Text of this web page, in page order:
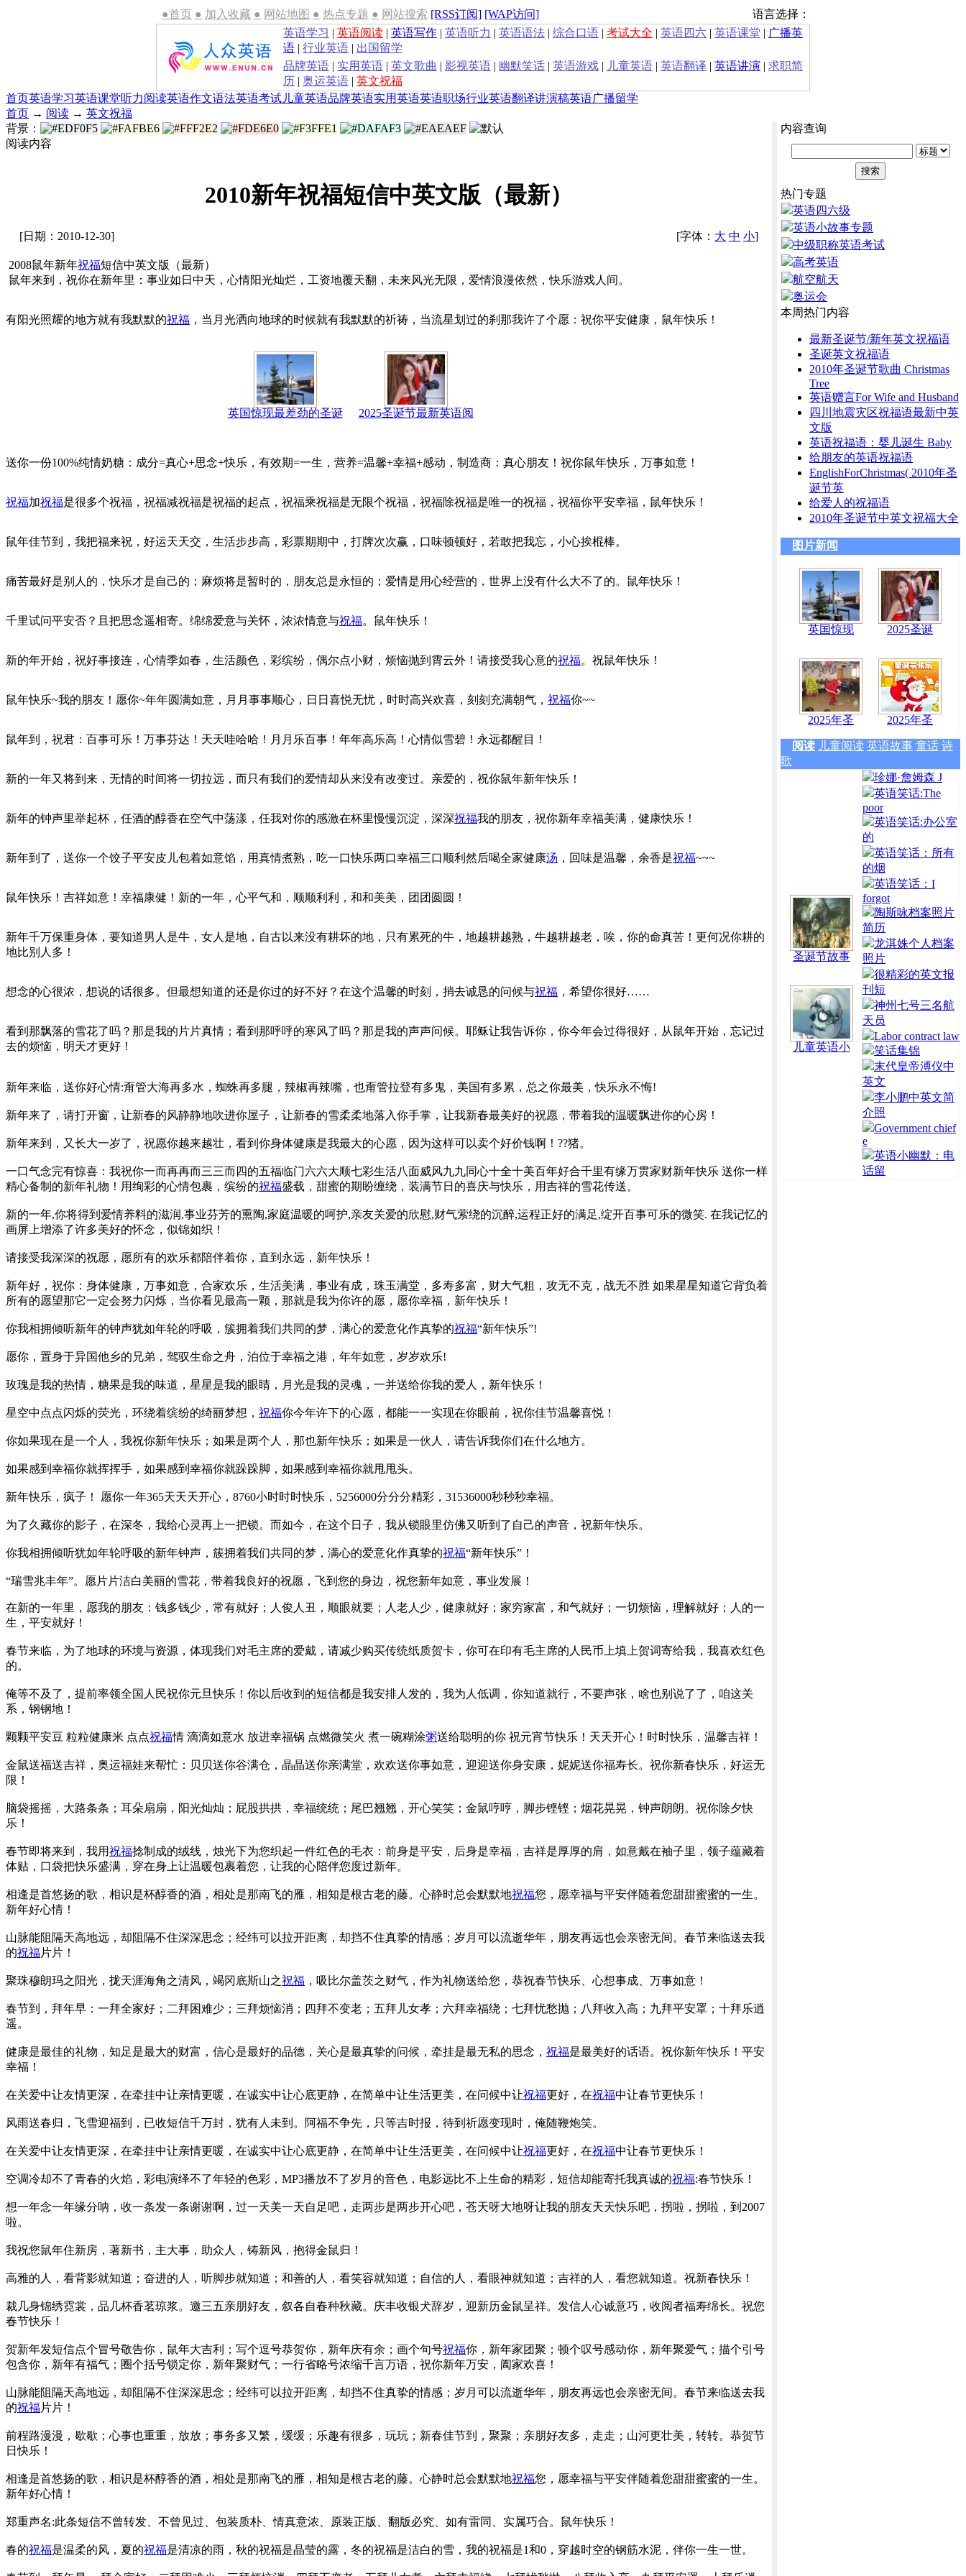
●首页 ● 加入收藏 ● 网站地图 ● 热点专题 ● 网站搜索 [RSS订阅] [WAP访问]
语言选择：
英语学习 | 英语阅读 | 英语写作 | 英语听力 | 英语语法 | 综合口语 | 考试大全 | 英语四六 | 英语课堂 | 广播英
语 | 行业英语 | 出国留学
品牌英语 | 实用英语 | 英文歌曲 | 影视英语 | 幽默笑话 | 英语游戏 | 儿童英语 | 英语翻译 | 英语讲演 | 求职简
历 | 奥运英语 | 英文祝福
首页英语学习英语课堂听力阅读英语作文语法英语考试 儿童英语品牌英语实用英语英语职场行业英语翻译讲演稿英语广播留学
首页 → 阅读 → 英文祝福
背景：
阅读内容
2010新年祝福短信中英文版（最新）
[日期：2010-12-30] [字体： 大 中 小]
2008鼠年新年祝福短信中英文版（最新）
鼠年来到，祝你在新年里：事业如日中天，心情阳光灿烂，工资地覆天翻，未来风光无限，爱情浪漫依然，快乐游戏人间。
有阳光照耀的地方就有我默默的祝福 ，当月光洒向地球的时候就有我默默的祈祷，当流星划过的刹那我许了个愿：祝你平安健康，鼠年快乐！
英国惊现最差劲的圣诞 2025圣诞节最新英语阅
送你一份100%纯情奶糖：成分=真心+思念+快乐，有效期=一生，营养=温馨+幸福+感动，制造商：真心朋友！祝你鼠年快乐，万事如意！
祝福加祝福是很多个祝福，祝福减祝福是祝福的起点，祝福乘祝福是无限个祝福，祝福除祝福是唯一的祝福，祝福你平安幸福，鼠年快乐！
鼠年佳节到，我把福来祝，好运天天交，生活步步高，彩票期期中，打牌次次赢，口味顿顿好，若敢把我忘，小心挨棍棒。
痛苦最好是别人的，快乐才是自己的；麻烦将是暂时的，朋友总是永恒的；爱情是用心经营的，世界上没有什么大不了的。鼠年快乐！
千里试问平安否？且把思念遥相寄。绵绵爱意与关怀，浓浓情意与祝福。鼠年快乐！
新的年开始，祝好事接连，心情季如春，生活颜色，彩缤纷，偶尔点小财，烦恼抛到霄云外！请接受我心意的祝福。祝鼠年快乐！
鼠年快乐~我的朋友！愿你~年年圆满如意，月月事事顺心，日日喜悦无忧，时时高兴欢喜，刻刻充满朝气， 祝福你~~
鼠年到，祝君：百事可乐！万事芬达！天天哇哈哈！月月乐百事！年年高乐高！心情似雪碧！永远都醒目！
新的一年又将到来，无情的时间将一切拉远，而只有我们的爱情却从来没有改变过。亲爱的，祝你鼠年新年快乐！
新年的钟声里举起杯，任酒的醇香在空气中荡漾，任我对你的感激在杯里慢慢沉淀，深深祝福我的朋友，祝你新年幸福美满，健康快乐！
新年到了，送你一个饺子平安皮儿包着如意馅，用真情煮熟，吃一口快乐两口幸福三口顺利然后喝全家健康汤 ，回味是温馨，余香是祝福~~~
鼠年快乐！吉祥如意！幸福康健！新的一年，心平气和，顺顺利利，和和美美，团团圆圆！
新年千万保重身体，要知道男人是牛，女人是地，自古以来没有耕坏的地，只有累死的牛，地越耕越熟，牛越耕越老，唉，你的命真苦！更何况你耕的
地比别人多！
想念的心很浓，想说的话很多。但最想知道的还是你过的好不好？在这个温馨的时刻，捎去诚恳的问候与祝福 ，希望你很好……
看到那飘落的雪花了吗？那是我的片片真情；看到那呼呼的寒风了吗？那是我的声声问候。耶稣让我告诉你，你今年会过得很好，从鼠年开始，忘记过
去的烦恼，明天才更好！
新年来临，送你好心情:甭管大海再多水，蜘蛛再多腿，辣椒再辣嘴，也甭管拉登有多鬼，美国有多累，总之你最美，快乐永不悔!
新年来了，请打开窗，让新春的风静静地吹进你屋子，让新春的雪柔柔地落入你手掌，让我新春最美好的祝愿，带着我的温暖飘进你的心房！
新年来到，又长大一岁了，祝愿你越来越壮，看到你身体健康是我最大的心愿，因为这样可以卖个好价钱啊！??猪。
一口气念完有惊喜：我祝你一而再再而三三而四的五福临门六六大顺七彩生活八面威风九九同心十全十美百年好合千里有缘万贯家财新年快乐 送你一样
精心备制的新年礼物！用绚彩的心情包裹，缤纷的祝福盛载，甜蜜的期盼缠绕，装满节日的喜庆与快乐，用吉祥的雪花传送。
新的一年,你将得到爱情养料的滋润,事业芬芳的熏陶,家庭温暖的呵护,亲友关爱的欣慰,财气萦绕的沉醉,运程正好的满足,绽开百事可乐的微笑. 在我记忆的
画屏上增添了许多美好的怀念，似锦如织！
请接受我深深的祝愿，愿所有的欢乐都陪伴着你，直到永远，新年快乐！
新年好，祝你：身体健康，万事如意，合家欢乐，生活美满，事业有成，珠玉满堂，多寿多富，财大气粗，攻无不克，战无不胜 如果星星知道它背负着
所有的愿望那它一定会努力闪烁，当你看见最高一颗，那就是我为你许的愿，愿你幸福，新年快乐！
你我相拥倾听新年的钟声犹如年轮的呼吸，簇拥着我们共同的梦，满心的爱意化作真挚的祝福“新年快乐”!
愿你，置身于异国他乡的兄弟，驾驭生命之舟，泊位于幸福之港，年年如意，岁岁欢乐!
玫瑰是我的热情，糖果是我的味道，星星是我的眼睛，月光是我的灵魂，一并送给你我的爱人，新年快乐！
星空中点点闪烁的荧光，环绕着缤纷的绮丽梦想， 祝福你今年许下的心愿，都能一一实现在你眼前，祝你佳节温馨喜悦！
你如果现在是一个人，我祝你新年快乐；如果是两个人，那也新年快乐；如果是一伙人，请告诉我你们在什么地方。
如果感到幸福你就挥挥手，如果感到幸福你就跺跺脚，如果感到幸福你就甩甩头。
新年快乐，疯子！ 愿你一年365天天天开心，8760小时时时快乐，5256000分分分精彩，31536000秒秒秒幸福。
为了久藏你的影子，在深冬，我给心灵再上一把锁。而如今，在这个日子，我从锁眼里仿佛又听到了自己的声音，祝新年快乐。
你我相拥倾听犹如年轮呼吸的新年钟声，簇拥着我们共同的梦，满心的爱意化作真挚的祝福“新年快乐”！
“瑞雪兆丰年”。愿片片洁白美丽的雪花，带着我良好的祝愿，飞到您的身边，祝您新年如意，事业发展！
在新的一年里，愿我的朋友：钱多钱少，常有就好；人俊人丑，顺眼就要；人老人少，健康就好；家穷家富，和气就好；一切烦恼，理解就好；人的一
生，平安就好！
春节来临，为了地球的环境与资源，体现我们对毛主席的爱戴，请减少购买传统纸质贺卡，你可在印有毛主席的人民币上填上贺词寄给我，我喜欢红色
的。
俺等不及了，提前率领全国人民祝你元旦快乐！你以后收到的短信都是我安排人发的，我为人低调，你知道就行，不要声张，啥也别说了了，咱这关
系，钢钢地！
颗颗平安豆 粒粒健康米 点点祝福情 滴滴如意水 放进幸福锅 点燃微笑火 煮一碗糊涂粥送给聪明的你 祝元宵节快乐！天天开心！时时快乐，温馨吉祥！
金鼠送福送吉祥，奥运福娃来帮忙：贝贝送你谷满仓，晶晶送你亲满堂，欢欢送你事如意，迎迎送你身安康，妮妮送你福寿长。祝你新春快乐，好运无
限！
脑袋摇摇，大路条条；耳朵扇扇，阳光灿灿；屁股拱拱，幸福统统；尾巴翘翘，开心笑笑；金鼠哼哼，脚步铿铿；烟花晃晃，钟声朗朗。祝你除夕快
乐！
春节即将来到，我用祝福捻制成的绒线，烛光下为您织起一件红色的毛衣：前身是平安，后身是幸福，吉祥是厚厚的肩，如意戴在袖子里，领子蕴藏着
体贴，口袋把快乐盛满，穿在身上让温暖包裹着您，让我的心陪伴您度过新年。
相逢是首悠扬的歌，相识是杯醇香的酒，相处是那南飞的雁，相知是根古老的藤。心静时总会默默地祝福您，愿幸福与平安伴随着您甜甜蜜蜜的一生。
新年好心情！
山脉能阻隔天高地远，却阻隔不住深深思念；经纬可以拉开距离，却挡不住真挚的情感；岁月可以流逝华年，朋友再远也会亲密无间。春节来临送去我
的祝福片片！
聚珠穆朗玛之阳光，拢天涯海角之清风，竭冈底斯山之祝福 ，吸比尔盖茨之财气，作为礼物送给您，恭祝春节快乐、心想事成、万事如意！
春节到，拜年早：一拜全家好；二拜困难少；三拜烦恼消；四拜不变老；五拜儿女孝；六拜幸福绕；七拜忧愁抛；八拜收入高；九拜平安罩；十拜乐逍
遥。
健康是最佳的礼物，知足是最大的财富，信心是最好的品德，关心是最真挚的问候，牵挂是最无私的思念， 祝福是最美好的话语。祝你新年快乐！平安
幸福！
在关爱中让友情更深，在牵挂中让亲情更暖，在诚实中让心底更静，在简单中让生活更美，在问候中让祝福更好，在祝福中让春节更快乐！
风雨送春归，飞雪迎福到，已收短信千万封，犹有人未到。阿福不争先，只等吉时报，待到祈愿变现时，俺随鞭炮笑。
在关爱中让友情更深，在牵挂中让亲情更暖，在诚实中让心底更静，在简单中让生活更美，在问候中让祝福更好，在祝福中让春节更快乐！
空调冷却不了青春的火焰，彩电演绎不了年轻的色彩，MP3播放不了岁月的音色，电影远比不上生命的精彩，短信却能寄托我真诚的祝福:春节快乐！
想一年念一年缘分呐，收一条发一条谢谢啊，过一天美一天自足吧，走两步是两步开心吧，苍天呀大地呀让我的朋友天天快乐吧，拐啦，拐啦，到2007
啦。
我祝您鼠年住新房，著新书，主大事，助众人，铸新风，抱得金鼠归！
高雅的人，看背影就知道；奋进的人，听脚步就知道；和善的人，看笑容就知道；自信的人，看眼神就知道；吉祥的人，看您就知道。祝新春快乐！
裁几身锦绣霓裳，品几杯香茗琼浆。邀三五亲朋好友，叙各自春种秋藏。庆丰收银犬辞岁，迎新历金鼠呈祥。发信人心诚意巧，收阅者福寿绵长。祝您
春节快乐！
贺新年发短信点个冒号敬告你，鼠年大吉利；写个逗号恭贺你，新年庆有余；画个句号祝福你，新年家团聚；顿个叹号感动你，新年聚爱气；描个引号
包含你，新年有福气；圈个括号锁定你，新年聚财气；一行省略号浓缩千言万语，祝你新年万安，阖家欢喜！
山脉能阻隔天高地远，却阻隔不住深深思念；经纬可以拉开距离，却挡不住真挚的情感；岁月可以流逝华年，朋友再远也会亲密无间。春节来临送去我
的祝福片片！
前程路漫漫，歇歇；心事也重重，放放；事务多又繁，缓缓；乐趣有很多，玩玩；新春佳节到，聚聚；亲朋好友多，走走；山河更壮美，转转。恭贺节
日快乐！
相逢是首悠扬的歌，相识是杯醇香的酒，相处是那南飞的雁，相知是根古老的藤。心静时总会默默地祝福您，愿幸福与平安伴随着您甜甜蜜蜜的一生。
新年好心情！
郑重声名:此条短信不曾转发、不曾见过、包装质朴、情真意浓、原装正版、翻版必究、如有雷同、实属巧合。鼠年快乐！
春的祝福是温柔的风，夏的祝福是清凉的雨，秋的祝福是晶莹的露，冬的祝福是洁白的雪，我的祝福是1和0，穿越时空的钢筋水泥，伴你一生一世。
内容查询
热门专题
英语四六级
英语小故事专题
中级职称英语考试
高考英语
航空航天
奥运会
本周热门内容
最新圣诞节/新年英文祝福语
圣诞英文祝福语
2010年圣诞节歌曲 Christmas
Tree
英语赠言For Wife and Husband
四川地震灾区祝福语最新中英
文版
英语祝福语：婴儿诞生 Baby
给朋友的英语祝福语
EnglishForChristmas( 2010年圣
诞节英
给爱人的祝福语
2010年圣诞节中英文祝福大全
图片新闻
英国惊现 2025圣诞
2025年圣 2025年圣
阅读 儿童阅读 英语故事 童话 诗
歌
圣诞节故事
儿童英语小
珍娜·詹姆森 J
英语笑话:The
poor
英语笑话:办公室
的
英语笑话：所有
的烟
英语笑话：I
forgot
陶斯咏档案照片
简历
龙淇姝个人档案
照片
很精彩的英文报
刊短
神州七号三名航
天员
Labor contract law
笑话集锦
末代皇帝溥仪中
英文
李小鹏中英文简
介照
Government chief
e
英语小幽默：电
话留